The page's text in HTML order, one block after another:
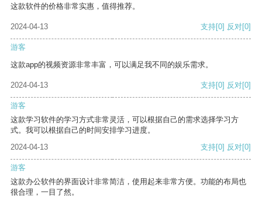
这款软件的价格非常实惠，值得推荐。
2024-04-13 支持[0] 反对[0]
游客
这款app的视频资源非常丰富，可以满足我不同的娱乐需求。
2024-04-13 支持[0] 反对[0]
游客
这款学习软件的学习方式非常灵活，可以根据自己的需求选择学习方
式。我可以根据自己的时间安排学习进度。
2024-04-13
支持[0] 反对[0]
游客
这款办公软件的界面设计非常简洁，使用起来非常方便。功能的布局也
很合理，一目了然。